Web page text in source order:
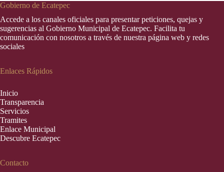
Gobierno de Ecatepec
Accede a los canales oficiales para presentar peticiones, quejas y
sugerencias al Gobierno Municipal de Ecatepec. Facilita tu
comunicación con nosotros a través de nuestra página web y redes
sociales
Enlaces Rápidos
Inicio
Transparencia
Servicios
Tramites
Enlace Municipal
Descubre Ecatepec
Contacto